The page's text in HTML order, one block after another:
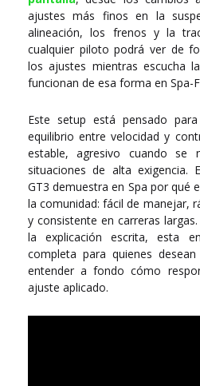
ajustes más finos en la
alineación, los frenos y la
cualquier piloto podrá ver de
los ajustes mientras escucha
funcionan de esa forma en Spa-
Este setup está pensado
equilibrio entre velocidad y
estable, agresivo cuando se
situaciones de alta exigencia.
GT3 demuestra en Spa por qué
la comunidad: fácil de manejar,
y consistente en carreras
la explicación escrita, esta
completa para quienes
entender a fondo cómo
ajuste aplicado.